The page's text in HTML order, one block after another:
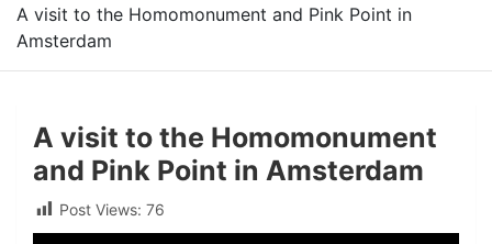
A visit to the Homomonument and Pink Point in
Amsterdam
A visit to the Homomonument
and Pink Point in Amsterdam
Post Views: 76